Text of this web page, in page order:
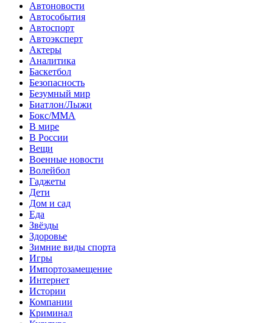
Автоновости
Автособытия
Автоспорт
Автоэксперт
Актеры
Аналитика
Баскетбол
Безопасность
Безумный мир
Биатлон/Лыжи
Бокс/MMA
В мире
В России
Вещи
Военные новости
Волейбол
Гаджеты
Дети
Дом и сад
Еда
Звёзды
Здоровье
Зимние виды спорта
Игры
Импортозамещение
Интернет
Истории
Компании
Криминал